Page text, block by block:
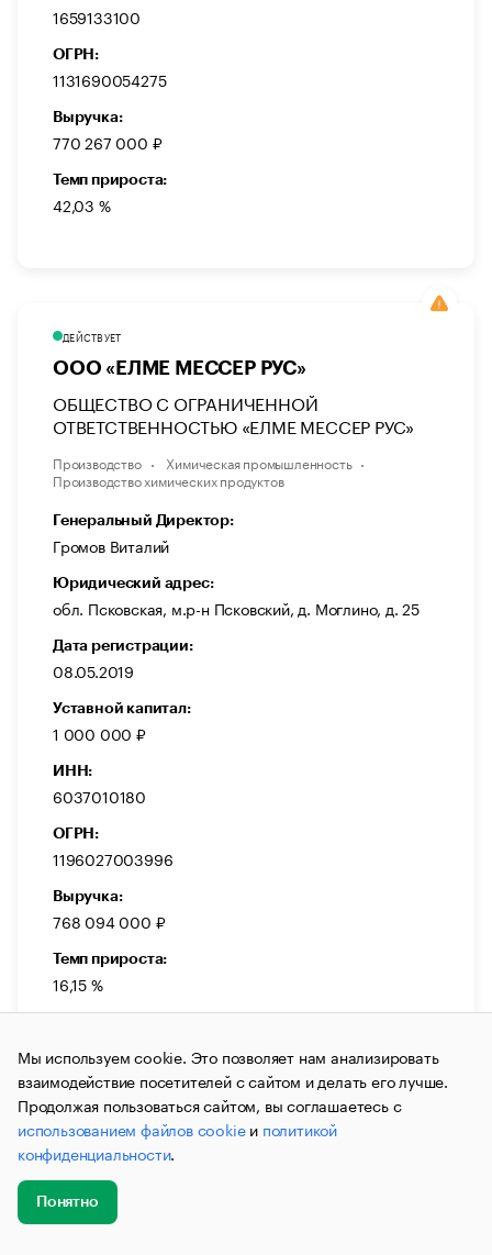
1659133100
ОГРН:
1131690054275
Выручка:
770 267 000 ₽
Темп прироста:
42,03 %
ДЕЙСТВУЕТ
ООО «ЕЛМЕ МЕССЕР РУС»
ОБЩЕСТВО С ОГРАНИЧЕННОЙ
ОТВЕТСТВЕННОСТЬЮ «ЕЛМЕ МЕССЕР РУС»
Производство
Химическая промышленность
Производство химических продуктов
Генеральный Директор:
Громов Виталий
Юридический адрес:
обл. Псковская, м.р-н Псковский, д. Моглино, д. 25
Дата регистрации:
08.05.2019
Уставной капитал:
1 000 000 ₽
ИНН:
6037010180
ОГРН:
1196027003996
Выручка:
768 094 000 ₽
Темп прироста:
16,15 %
ДЕЙСТВУЕТ
Общество с ограниченной ответственностью
«Технология»
Мы используем cookie. Это позволяет нам анализировать
взаимодействие посетителей с сайтом и делать его лучше.
Продолжая пользоваться сайтом, вы соглашаетесь с
использованием файлов cookieи политикой
конфиденциальности.
Понятно